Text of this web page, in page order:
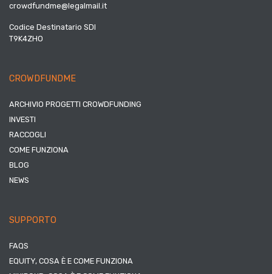
crowdfundme@legalmail.it
Codice Destinatario SDI
T9K4ZHO
CROWDFUNDME
ARCHIVIO PROGETTI CROWDFUNDING
INVESTI
RACCOGLI
COME FUNZIONA
BLOG
NEWS
SUPPORTO
FAQS
EQUITY, COSA È E COME FUNZIONA